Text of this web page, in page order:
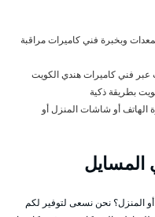
وبخبرة فني كاميرات مراقبة
عبر فني كاميرات هندي الكويت
بطريقة ذكية
الهاتف أو شاشات المنزل أو
المسايل
المنزل؟ نحن نسعى لتوفير لكم